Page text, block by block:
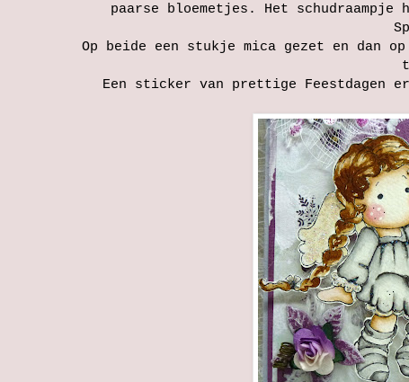
paarse bloemetjes. Het
Op beide een stukje mica gezet en dan
Een sticker van prettige Feestdagen